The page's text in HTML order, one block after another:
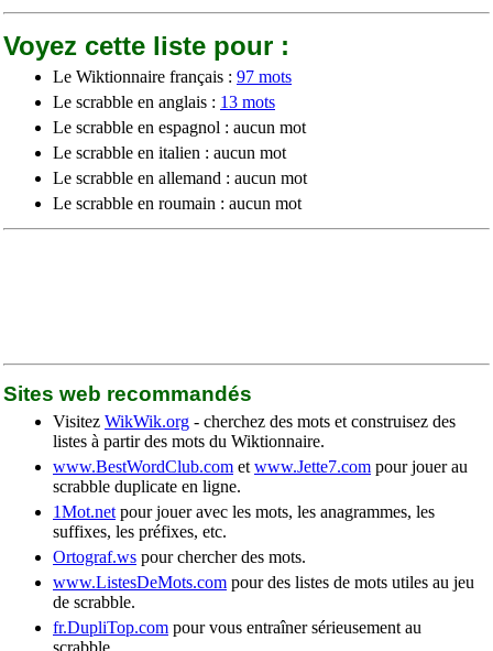
Voyez cette liste pour :
Le Wiktionnaire français : 97 mots
Le scrabble en anglais : 13 mots
Le scrabble en espagnol : aucun mot
Le scrabble en italien : aucun mot
Le scrabble en allemand : aucun mot
Le scrabble en roumain : aucun mot
Sites web recommandés
Visitez WikWik.org - cherchez des mots et construisez des
listes à partir des mots du Wiktionnaire.
www.BestWordClub.com et www.Jette7.com pour jouer au
scrabble duplicate en ligne.
1Mot.net pour jouer avec les mots, les anagrammes, les
suffixes, les préfixes, etc.
Ortograf.ws pour chercher des mots.
www.ListesDeMots.com pour des listes de mots utiles au jeu
de scrabble.
fr.DupliTop.com pour vous entraîner sérieusement au
scrabble.